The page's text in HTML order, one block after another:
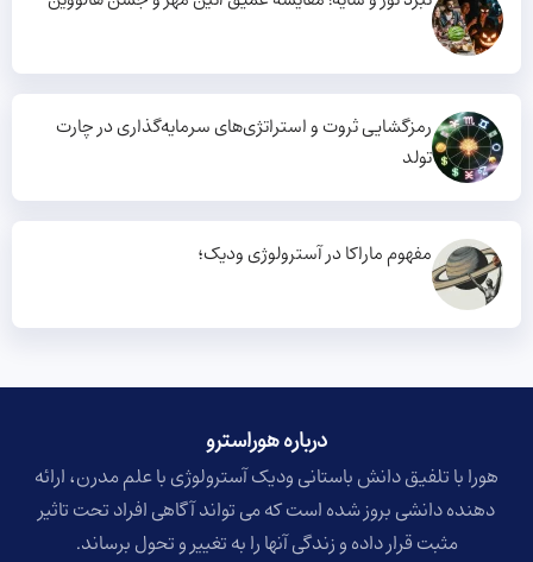
رمزگشایی ثروت و استراتژی‌های سرمایه‌گذاری در چارت
تولد
مفهوم ماراکا در آسترولوژی ودیک؛
درباره هوراسترو​
هورا با تلفیق دانش باستانی ودیک آسترولوژی با علم مدرن، ارائه
دهنده دانشی بروز شده است که می تواند آگاهی افراد تحت تاثیر
مثبت قرار داده و زندگی آنها را به تغییر و تحول برساند.